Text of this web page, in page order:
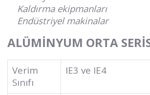
Kaldırma ekipmanları
Endüstriyel makinalar
ALÜMİNYUM ORTA
Verim
Sınıfı
IE3 ve IE4